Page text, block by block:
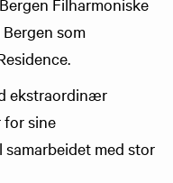
som
ekstraordinær
for sine
med stor